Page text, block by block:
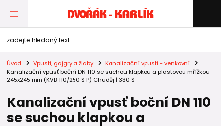
Úvod Vpusti, gajgry a žlaby
Kanalizační vpusti - venkovní
Kanalizační vpusť boční DN 110 se suchou klapkou a plastovou mřížkou
245x245 mm (KVB 110/250 S P) Chuděj | 330 S
Kanalizační vpusť boční DN 110
se suchou klapkou a